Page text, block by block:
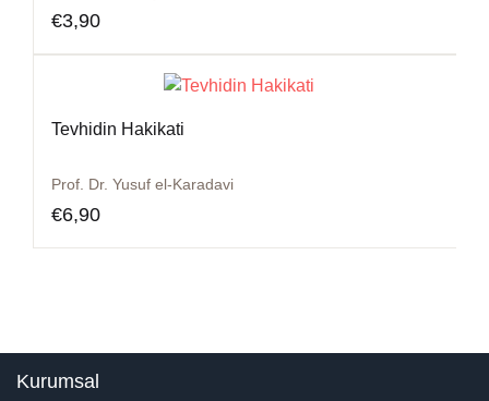
€3,90
Tevhidin Hakikati
Prof. Dr. Yusuf el-Karadavi
€6,90
Kurumsal